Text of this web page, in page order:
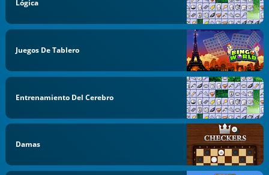
Lógica
Juegos De Tablero
Entrenamiento Del Cerebro
Damas